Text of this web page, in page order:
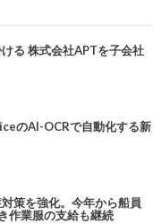
る 株式会社APTを子会社
のAI-OCRで自動化する新
策を強化。今年から船員
作業服の支給も継続